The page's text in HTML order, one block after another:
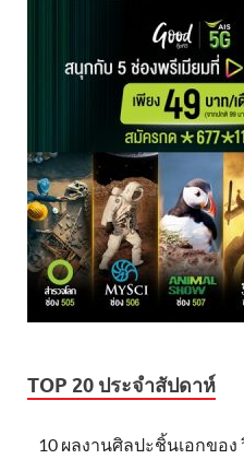
TOP 20 ประจำสัปดาห์
10 ผลงานศิลปะชิ้นเอกของ